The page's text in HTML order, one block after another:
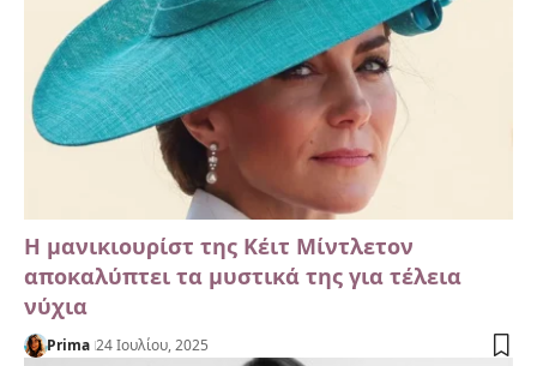
Η μανικιουρίστ της Κέιτ Μίντλετον
αποκαλύπτει τα μυστικά της για τέλεια
νύχια
Prima 24 Ιουλίου, 2025